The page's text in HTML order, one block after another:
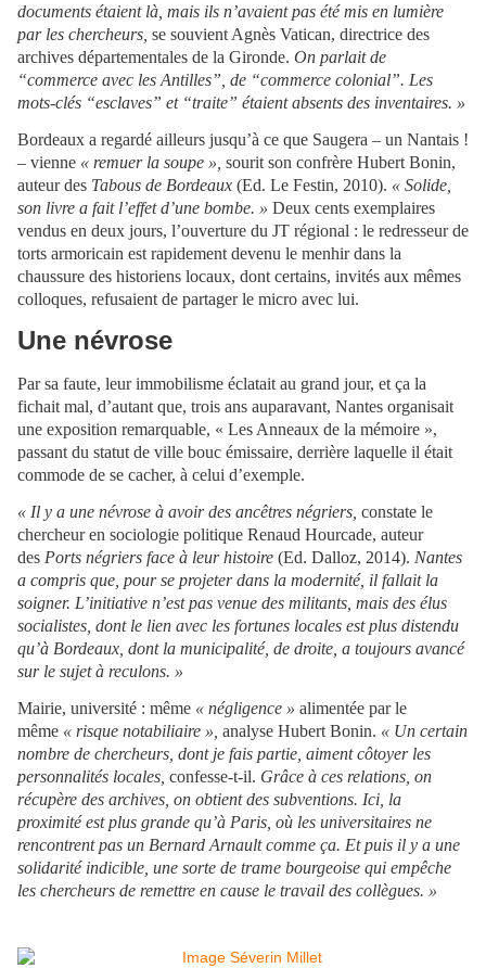
documents étaient là, mais ils n’avaient pas été mis en lumière
par les chercheurs, se souvient Agnès Vatican, directrice des
archives départementales de la Gironde. On parlait de
“commerce avec les Antilles”, de “commerce colonial”. Les
mots-clés “esclaves” et “traite” étaient absents des inventaires. »
Bordeaux a regardé ailleurs jusqu’à ce que Saugera – un Nantais !
– vienne « remuer la soupe », sourit son confrère Hubert Bonin,
auteur des Tabous de Bordeaux (Ed. Le Festin, 2010). « Solide,
son livre a fait l’effet d’une bombe. » Deux cents exemplaires
vendus en deux jours, l’ouverture du JT régional : le redresseur de
torts armoricain est rapidement devenu le menhir dans la
chaussure des historiens locaux, dont certains, invités aux mêmes
colloques, refusaient de partager le micro avec lui.
Une névrose
Par sa faute, leur immobilisme éclatait au grand jour, et ça la
fichait mal, d’autant que, trois ans auparavant, Nantes organisait
une exposition remarquable, « Les Anneaux de la mémoire »,
passant du statut de ville bouc émissaire, derrière laquelle il était
commode de se cacher, à celui d’exemple.
« Il y a une névrose à avoir des ancêtres négriers, constate le
chercheur en sociologie politique Renaud Hourcade, auteur
des Ports négriers face à leur histoire (Ed. Dalloz, 2014). Nantes
a compris que, pour se projeter dans la modernité, il fallait la
soigner. L’initiative n’est pas venue des militants, mais des élus
socialistes, dont le lien avec les fortunes locales est plus distendu
qu’à Bordeaux, dont la municipalité, de droite, a toujours avancé
sur le sujet à reculons. »
Mairie, université : même « négligence » alimentée par le
même « risque notabiliaire », analyse Hubert Bonin. « Un certain
nombre de chercheurs, dont je fais partie, aiment côtoyer les
personnalités locales, confesse-t-il. Grâce à ces relations, on
récupère des archives, on obtient des subventions. Ici, la
proximité est plus grande qu’à Paris, où les universitaires ne
rencontrent pas un Bernard Arnault comme ça. Et puis il y a une
solidarité indicible, une sorte de trame bourgeoise qui empêche
les chercheurs de remettre en cause le travail des collègues. »